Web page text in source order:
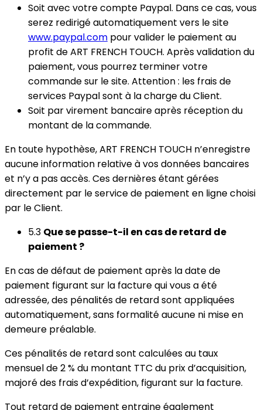
Soit avec votre compte Paypal. Dans ce cas, vous
serez redirigé automatiquement vers le site
www.paypal.com pour valider le paiement au
profit de ART FRENCH TOUCH. Après validation du
paiement, vous pourrez terminer votre
commande sur le site. Attention : les frais de
services Paypal sont à la charge du Client.
Soit par virement bancaire après réception du
montant de la commande.
En toute hypothèse, ART FRENCH TOUCH n’enregistre
aucune information relative à vos données bancaires
et n’y a pas accès. Ces dernières étant gérées
directement par le service de paiement en ligne choisi
par le Client.
5.3 Que se passe-t-il en cas de retard de
paiement ?
En cas de défaut de paiement après la date de
paiement figurant sur la facture qui vous a été
adressée, des pénalités de retard sont appliquées
automatiquement, sans formalité aucune ni mise en
demeure préalable.
Ces pénalités de retard sont calculées au taux
mensuel de 2 % du montant TTC du prix d’acquisition,
majoré des frais d’expédition, figurant sur la facture.
Tout retard de paiement entraine également